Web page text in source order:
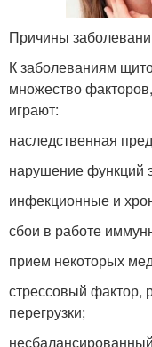
Причины
К заболеваниям
множество
играют:
наследственная
нарушение функций
инфекционные и
сбои в работе
прием некоторых
стрессовый фактор,
перегрузки;